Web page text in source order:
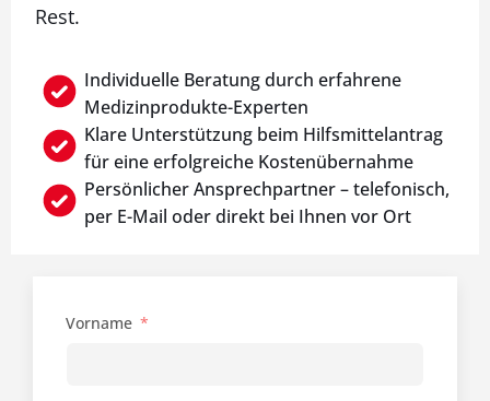
Rest.
Individuelle Beratung durch erfahrene
Medizinprodukte-Experten
Klare Unterstützung beim Hilfsmittelantrag
für eine erfolgreiche Kostenübernahme
Persönlicher Ansprechpartner – telefonisch,
per E-Mail oder direkt bei Ihnen vor Ort
Vorname